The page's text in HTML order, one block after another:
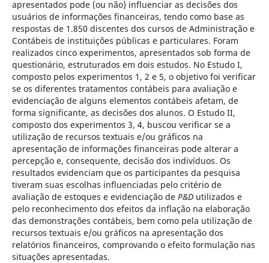
apresentados pode (ou não) influenciar as decisões dos
usuários de informações financeiras, tendo como base as
respostas de 1.850 discentes dos cursos de Administração e
Contábeis de instituições públicas e particulares. Foram
realizados cinco experimentos, apresentados sob forma de
questionário, estruturados em dois estudos. No Estudo I,
composto pelos experimentos 1, 2 e 5, o objetivo foi verificar
se os diferentes tratamentos contábeis para avaliação e
evidenciação de alguns elementos contábeis afetam, de
forma significante, as decisões dos alunos. O Estudo II,
composto dos experimentos 3, 4, buscou verificar se a
utilização de recursos textuais e/ou gráficos na
apresentação de informações financeiras pode alterar a
percepção e, consequente, decisão dos indivíduos. Os
resultados evidenciam que os participantes da pesquisa
tiveram suas escolhas influenciadas pelo critério de
avaliação de estoques e evidenciação de P&Dutilizados e
pelo reconhecimento dos efeitos da inflação na elaboração
das demonstrações contábeis, bem como pela utilização de
recursos textuais e/ou gráficos na apresentação dos
relatórios financeiros, comprovando o efeito formulação nas
situações apresentadas.